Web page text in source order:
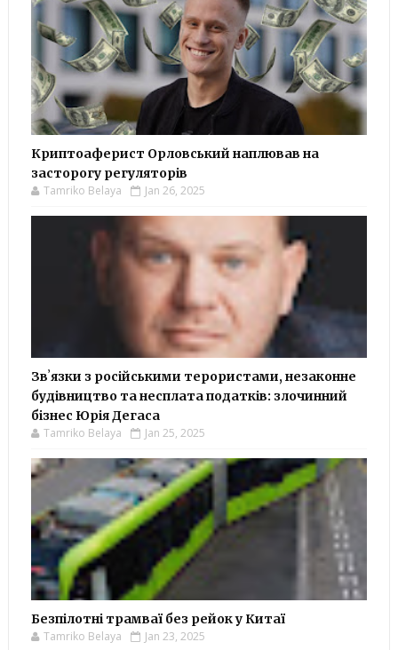
Криптоаферист Орловський наплював на
засторогу регуляторів
Tamriko Belaya Jan 26, 2025
Звʼязки з російськими терористами, незаконне
будівництво та несплата податків: злочинний
бізнес Юрія Дегаса
Tamriko Belaya Jan 25, 2025
Безпілотні трамваї без рейок у Китаї
Tamriko Belaya Jan 23, 2025